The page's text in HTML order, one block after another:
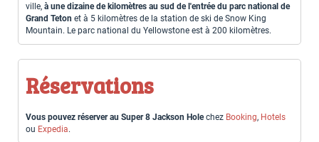
ville, à une dizaine de kilomètres au sud de l'entrée du parc national de
Grand Teton et à 5 kilomètres de la station de ski de Snow King
Mountain. Le parc national du Yellowstone est à 200 kilomètres.
Réservations
Vous pouvez réserver au Super 8 Jackson Holechez Booking, Hotels
ou Expedia.